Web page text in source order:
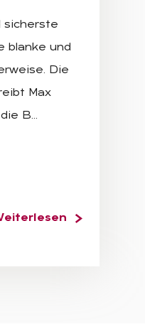
sicherste
blanke und
Die
Max
B…